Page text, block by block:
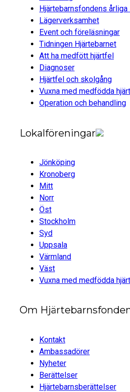
Hjärtebarnsfondens
Lägerverksamhet
Event och föreläsningar
Tidningen Hjärtebarnet
Att ha medfött hjärtfel
Diagnoser
Hjärtfel och skolgång
Vuxna med medfödda
Operation och behandling
Lokalföreningar
Jönköping
Kronoberg
Mitt
Norr
Öst
Stockholm
Syd
Uppsala
Värmland
Väst
Vuxna med medfödda
Om
Kontakt
Ambassadörer
Nyheter
Berättelser
Hjärtebarnsberättelser